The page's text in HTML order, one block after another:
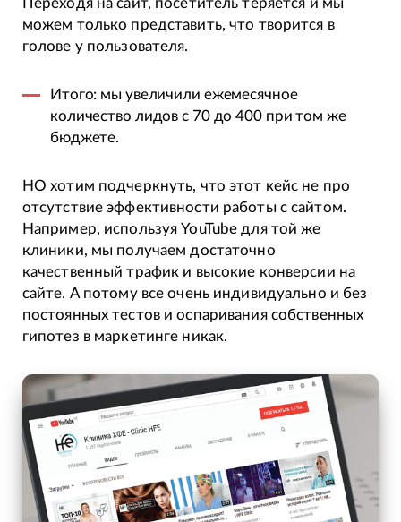
Переходя на сайт, посетитель теряется и мы
можем только представить, что творится в
голове у пользователя.
Итого: мы увеличили ежемесячное
количество лидов с 70 до 400 при том же
бюджете.
НО хотим подчеркнуть, что этот кейс не про
отсутствие эффективности работы с сайтом.
Например, используя YouTube для той же
клиники, мы получаем достаточно
качественный трафик и высокие конверсии на
сайте. А потому все очень индивидуально и без
постоянных тестов и оспаривания собственных
гипотез в маркетинге никак.